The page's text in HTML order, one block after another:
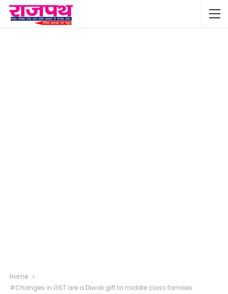
Home
#Changes in GST are a Diwali gift to middle class families: